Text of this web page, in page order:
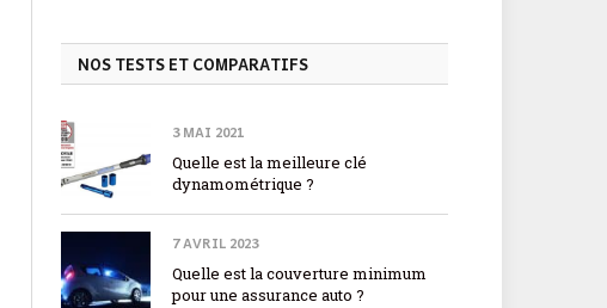
NOS TESTS ET COMPARATIFS
3 MAI 2021
Quelle est la meilleure clé
dynamométrique ?
7 AVRIL 2023
Quelle est la couverture minimum
pour une assurance auto ?